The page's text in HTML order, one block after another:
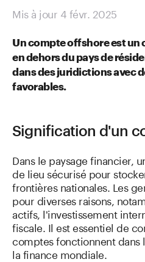
Mis à jour 4 févr. 2025
Un compte offshore est un
en dehors du pays de
dans des juridictions avec
favorables.
Signification d'un
Dans le paysage financier,
de lieu sécurisé pour
frontières nationales. Les
pour diverses raisons,
actifs, l'investissement
fiscale. Il est essentiel de
comptes fonctionnent
la finance mondiale.